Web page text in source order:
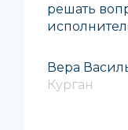
решать
Вера
Курган